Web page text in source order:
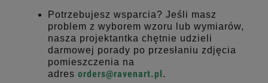
Potrzebujesz wsparcia? Jeśli masz
problem z wyborem wzoru lub wymiarów,
nasza projektantka chętnie udzieli
darmowej porady po przesłaniu zdjęcia
pomieszczenia na
adres orders@ravenart.pl.